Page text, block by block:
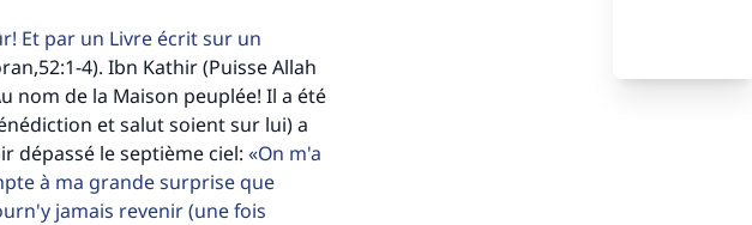
Et par un Livre écrit sur un
4). Ibn Kathir (Puisse Allah
nom de la Maison peuplée! Il a été
et salut soient sur lui) a
dépassé le septième ciel:
On m'a
à ma grande surprise que
jamais revenir (une fois